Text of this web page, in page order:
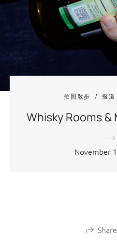
拍照散步 报
Whisky Rooms &
November